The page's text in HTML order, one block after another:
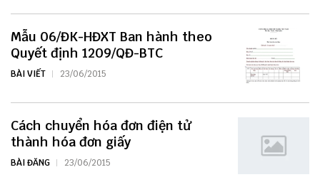
Mẫu 06/ĐK-HĐXT Ban hành theo
Quyết định 1209/QĐ-BTC
BÀI VIẾT 23/06/2015
Cách chuyển hóa đơn điện tử
thành hóa đơn giấy
BÀI ĐĂNG 23/06/2015